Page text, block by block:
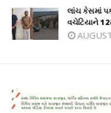
લાંચ કેસમાં
વચેટિયાને